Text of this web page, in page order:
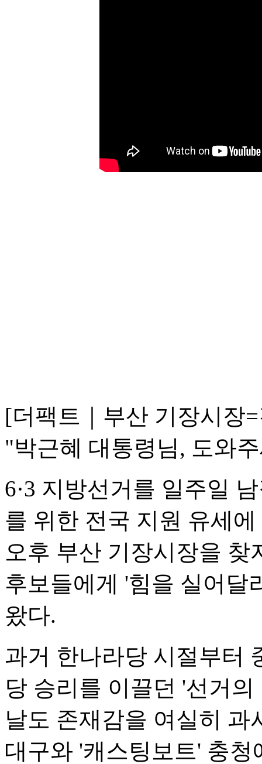
[더팩트｜부산 기장시장
"박근혜 대통령님, 도와
6·3 지방선거를 일주일
를 위한 전국 지원 유세
오후 부산 기장시장을 찾
후보들에게 '힘을 실어달
왔다.
과거 한나라당 시절부터
당 승리를 이끌던 '선거
날도 존재감을 여실히 과
대구와 '캐스팅보트' 충